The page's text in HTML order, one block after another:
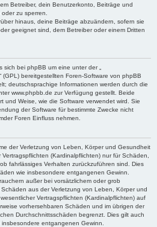
Betreiber, dein Benutzerkonto, Beiträge und
zu sperren.
hinaus, deine Beiträge abzuändern, sofern sie
geeignet sind, dem Betreiber oder einem Dritten
bei phpBB um eine unter der „
“ (GPL) bereitgestellten Foren-Software von phpBB
deutschsprachige Informationen werden durch die
www.phpbb.de zur Verfügung gestellt. Beide
und Weise, wie die Software verwendet wird. Sie
der Software für bestimmte Zwecke nicht
Foren Einfluss nehmen.
der Verletzung von Leben, Körper und Gesundheit
(Kardinalpflichten) nur für Schäden,
fahrlässiges Verhalten zurückzuführen sind. Dies
wie insbesondere entgangenen Gewinn.
außer bei vorsätzlichem oder grob
aus der Verletzung von Leben, Körper und
Vertragspflichten (Kardinalpflichten) auf
vorhersehbaren Schäden und im übrigen der
Durchschnittsschäden begrenzt. Dies gilt auch
entgangenen Gewinn.